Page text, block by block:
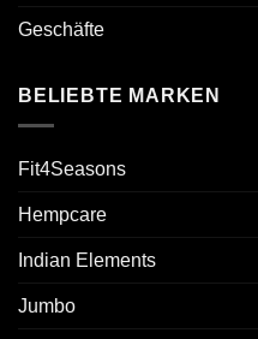
Geschäfte
BELIEBTE MARKEN
Fit4Seasons
Hempcare
Indian Elements
Jumbo